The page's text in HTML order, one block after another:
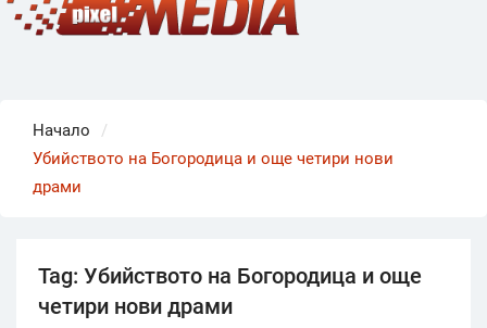
Начало
Убийството на Богородица и още четири нови
драми
Tag: Убийството на Богородица и още
четири нови драми